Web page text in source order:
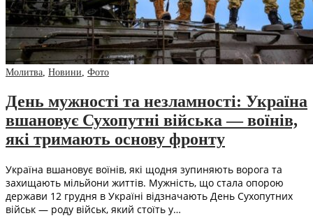
Молитва, Новини, Фото
День мужності та незламності: Україна
вшановує Сухопутні війська — воїнів,
які тримають основу фронту
Україна вшановує воїнів, які щодня зупиняють ворога та
захищають мільйони життів. Мужність, що стала опорою
держави 12 грудня в Україні відзначають День Сухопутних
військ — роду військ, який стоїть у…